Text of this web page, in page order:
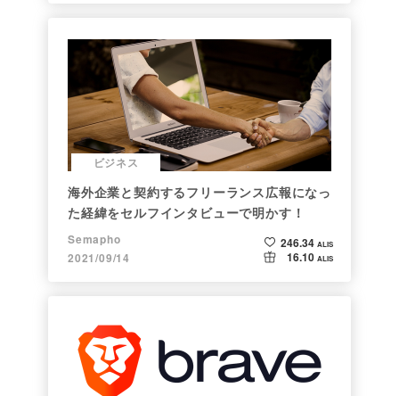
ビジネス
海外企業と契約するフリーランス広報になっ
た経緯をセルフインタビューで明かす！
Semapho
2021/09/14
246.34 ALIS
16.10 ALIS